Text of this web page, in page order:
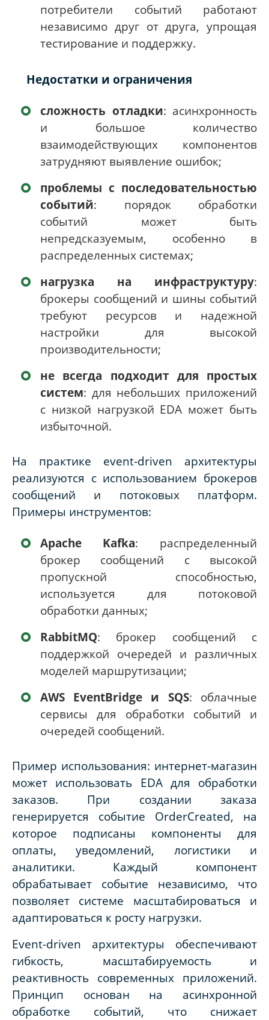
потребители событий работают
независимо друг от друга, упрощая
тестирование и поддержку.
Недостатки и ограничения
сложность отладки: асинхронность
и большое количество
взаимодействующих компонентов
затрудняют выявление ошибок;
проблемы с последовательностью
событий: порядок обработки
событий может быть
непредсказуемым, особенно в
распределенных системах;
нагрузка на инфраструктуру:
брокеры сообщений и шины событий
требуют ресурсов и надежной
настройки для высокой
производительности;
не всегда подходит для простых
систем: для небольших приложений
с низкой нагрузкой EDA может быть
избыточной.
На практике event-driven архитектуры
реализуются с использованием брокеров
сообщений и потоковых платформ.
Примеры инструментов:
Apache Kafka: распределенный
брокер сообщений с высокой
пропускной способностью,
используется для потоковой
обработки данных;
RabbitMQ: брокер сообщений с
поддержкой очередей и различных
моделей маршрутизации;
AWS EventBridgeи SQS: облачные
сервисы для обработки событий и
очередей сообщений.
Пример использования: интернет-магазин
может использовать EDAдля обработки
заказов. При создании заказа
генерируется событие OrderCreated, на
которое подписаны компоненты для
оплаты, уведомлений, логистики и
аналитики. Каждый компонент
обрабатывает событие независимо, что
позволяет системе масштабироваться и
адаптироваться к росту нагрузки.
Event-driven архитектуры обеспечивают
гибкость, масштабируемость и
реактивность современных приложений.
Принцип основан на асинхронной
обработке событий, что снижает